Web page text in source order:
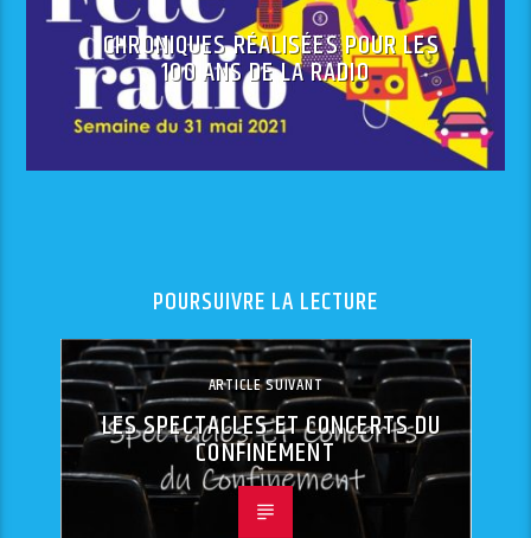
CHRONIQUES RÉALISÉES POUR LES
100 ANS DE LA RADIO
POURSUIVRE LA LECTURE
ARTICLE SUIVANT
LES SPECTACLES ET CONCERTS DU
CONFINEMENT